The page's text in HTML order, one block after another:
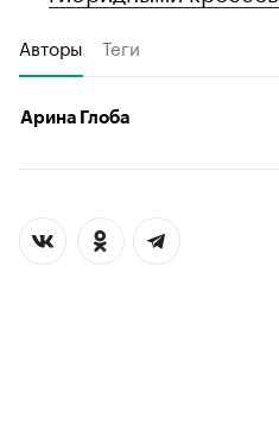
Авторы Теги
Арина Глоба